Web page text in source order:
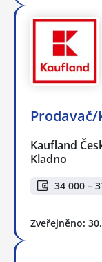
Prodavač/
Kaufland
Kladno
34 000 –
Zveřejněno: